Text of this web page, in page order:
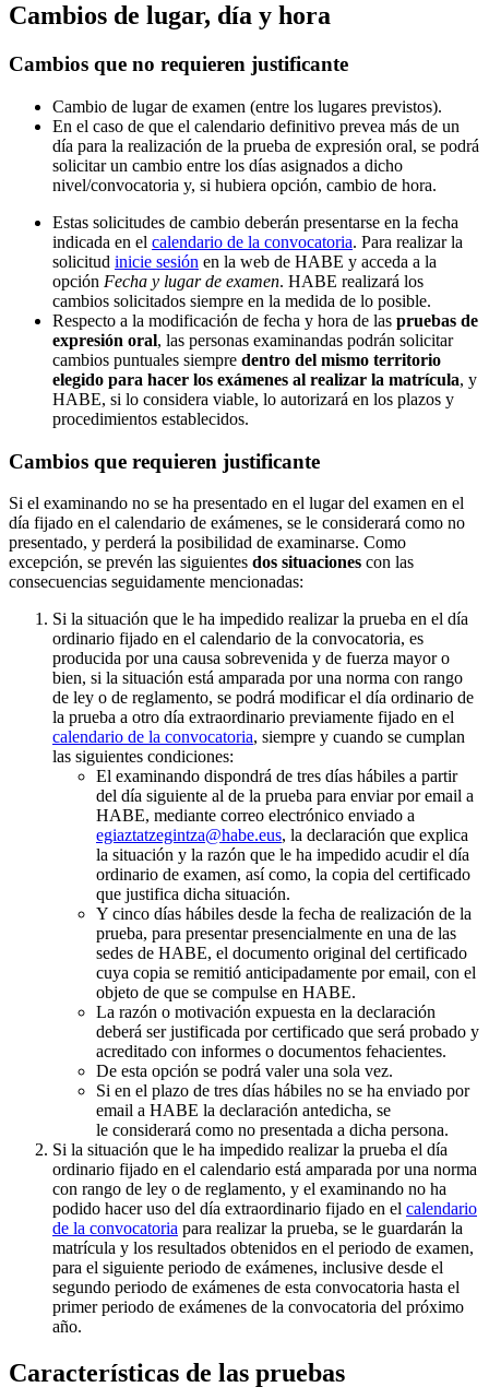
Cambios de lugar, día y hora
Cambios que no requieren justificante
Cambio de lugar de examen (entre los lugares previstos).
En el caso de que el calendario definitivo prevea más de un
día para la realización de la prueba de expresión oral, se podrá
solicitar un cambio entre los días asignados a dicho
nivel/convocatoria y, si hubiera opción, cambio de hora.
Estas solicitudes de cambio deberán presentarse en la fecha
indicada en el calendario de la convocatoria. Para realizar la
solicitud inicie sesión en la web de HABE y acceda a la
opción Fecha y lugar de examen. HABE realizará los
cambios solicitados siempre en la medida de lo posible.
Respecto a la modificación de fecha y hora de las pruebas de
expresión oral, las personas examinandas podrán solicitar
cambios puntuales siempre dentro del mismo territorio
elegido para hacer los exámenes al realizar la matrícula, y
HABE, si lo considera viable, lo autorizará en los plazos y
procedimientos establecidos.
Cambios que requieren justificante
Si el examinando no se ha presentado en el lugar del examen en el
día fijado en el calendario de exámenes, se le considerará como no
presentado, y perderá la posibilidad de examinarse. Como
excepción, se prevén las siguientes dos situaciones con las
consecuencias seguidamente mencionadas:
Si la situación que le ha impedido realizar la prueba en el día
ordinario fijado en el calendario de la convocatoria, es
producida por una causa sobrevenida y de fuerza mayor o
bien, si la situación está amparada por una norma con rango
de ley o de reglamento, se podrá modificar el día ordinario de
la prueba a otro día extraordinario previamente fijado en el
calendario de la convocatoria, siempre y cuando se cumplan
las siguientes condiciones:
El examinando dispondrá de tres días hábiles a partir
del día siguiente al de la prueba para enviar por email a
HABE, mediante correo electrónico enviado a
egiaztatzegintza@habe.eus, la declaración que explica
la situación y la razón que le ha impedido acudir el día
ordinario de examen, así como, la copia del certificado
que justifica dicha situación.
Y cinco días hábiles desde la fecha de realización de la
prueba, para presentar presencialmente en una de las
sedes de HABE, el documento original del certificado
cuya copia se remitió anticipadamente por email, con el
objeto de que se compulse en HABE.
La razón o motivación expuesta en la declaración
deberá ser justificada por certificado que será probado y
acreditado con informes o documentos fehacientes.
De esta opción se podrá valer una sola vez.
Si en el plazo de tres días hábiles no se ha enviado por
email a HABE la declaración antedicha, se
le considerará como no presentada a dicha persona.
Si la situación que le ha impedido realizar la prueba el día
ordinario fijado en el calendario está amparada por una norma
con rango de ley o de reglamento, y el examinando no ha
podido hacer uso del día extraordinario fijado en el calendario
de la convocatoria para realizar la prueba, se le guardarán la
matrícula y los resultados obtenidos en el periodo de examen,
para el siguiente periodo de exámenes, inclusive desde el
segundo periodo de exámenes de esta convocatoria hasta el
primer periodo de exámenes de la convocatoria del próximo
año.
Características de las pruebas